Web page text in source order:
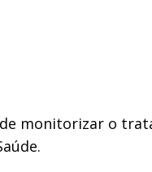
monitorizar o